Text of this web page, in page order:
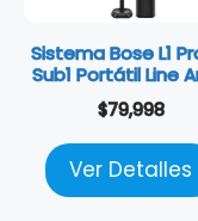
Sistema Bose L1
Sub1 Portátil Line
$79,998
Ver Detalles